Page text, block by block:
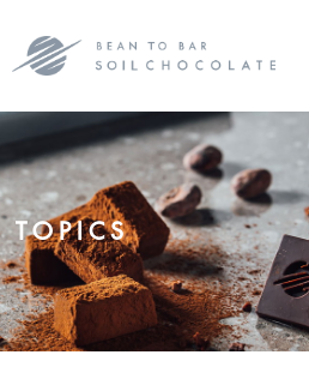
TOPICS